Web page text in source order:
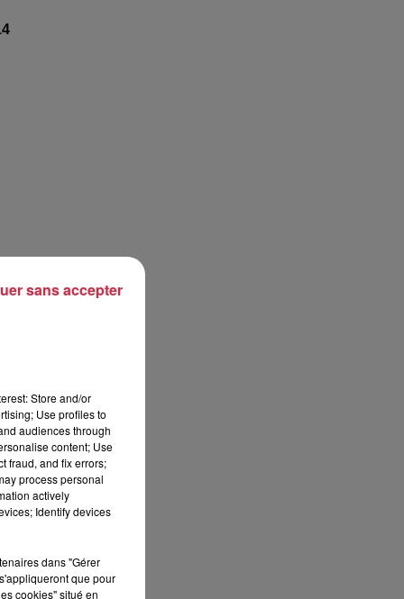
Store and/or
Use profiles to
audiences through
content; Use
fraud, and fix errors;
process personal
actively
Identify devices
dans "Gérer
que pour
cookies" situé en
sans accepter